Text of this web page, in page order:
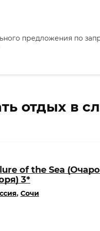
предложения по
отдых в
of the Sea
3*
, Сочи